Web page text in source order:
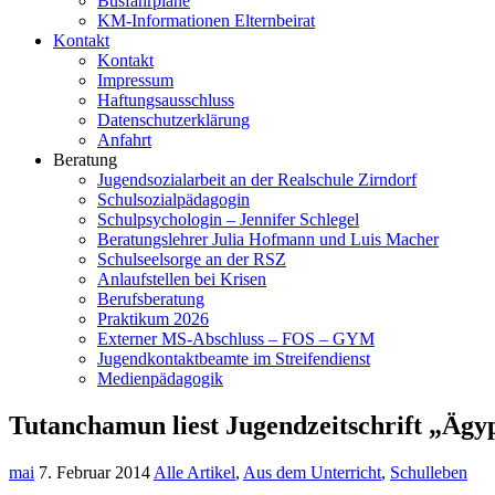
KM-Informationen Elternbeirat
Kontakt
Kontakt
Impressum
Haftungsausschluss
Datenschutzerklärung
Anfahrt
Beratung
Jugendsozialarbeit an der Realschule Zirndorf
Schulsozialpädagogin
Schulpsychologin – Jennifer Schlegel
Beratungslehrer Julia Hofmann und Luis Macher
Schulseelsorge an der RSZ
Anlaufstellen bei Krisen
Berufsberatung
Praktikum 2026
Externer MS-Abschluss – FOS – GYM
Jugendkontaktbeamte im Streifendienst
Medienpädagogik
Tutanchamun liest Jugendzeitschrift
mai 7. Februar 2014 Alle Artikel, Aus dem Unterricht, Schulleben